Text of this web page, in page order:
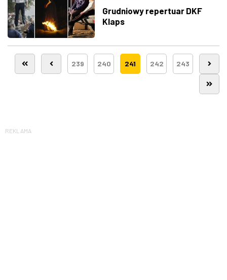
Grudniowy repertuar DKF
Klaps
239 240 241 242 243
REKLAMA